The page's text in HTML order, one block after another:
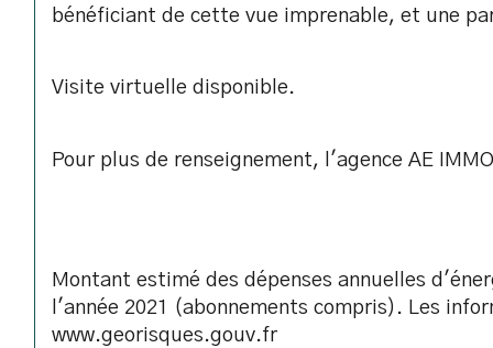
bénéficiant de cette vue imprenable, et une
Visite virtuelle disponible.
Pour plus de renseignement, l'agence AE
Montant estimé des dépenses annuelles
l'année 2021 (abonnements compris). Les
www.georisques.gouv.fr